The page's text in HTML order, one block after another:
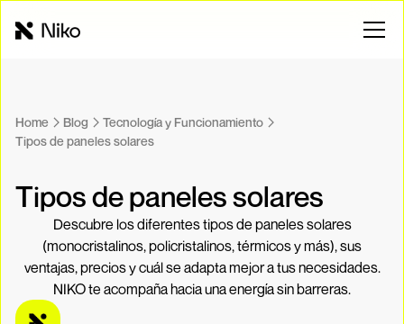
Home Blog
Tecnología y Funcionamiento
Tipos de paneles solares
Tipos de paneles solares
Descubre los diferentes tipos de paneles solares
(monocristalinos, policristalinos, térmicos y más), sus
ventajas, precios y cuál se adapta mejor a tus necesidades.
NIKO te acompaña hacia una energía sin barreras.